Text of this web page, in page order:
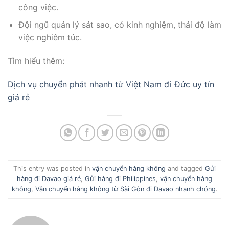
công việc.
Đội ngũ quản lý sát sao, có kinh nghiệm, thái độ làm
việc nghiêm túc.
Tìm hiểu thêm:
Dịch vụ chuyển phát nhanh từ Việt Nam đi Đức uy tín
giá rẻ
This entry was posted in vận chuyển hàng không and tagged Gửi
hàng đi Davao giá rẻ, Gửi hàng đi Philippines, vận chuyển hàng
không, Vận chuyển hàng không từ Sài Gòn đi Davao nhanh chóng.